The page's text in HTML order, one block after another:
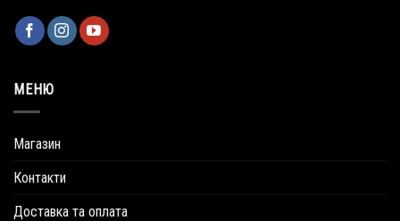
МЕНЮ
Магазин
Контакти
Доставка та оплата